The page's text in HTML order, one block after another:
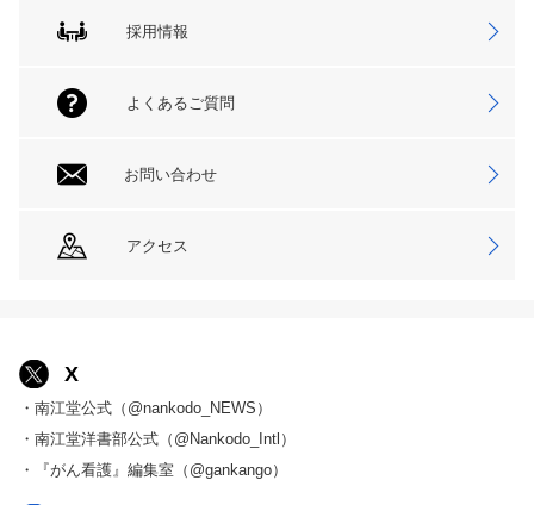
採用情報
よくあるご質問
お問い合わせ
アクセス
X
・南江堂公式（@nankodo_NEWS）
・南江堂洋書部公式（@Nankodo_Intl）
・『がん看護』編集室（@gankango）